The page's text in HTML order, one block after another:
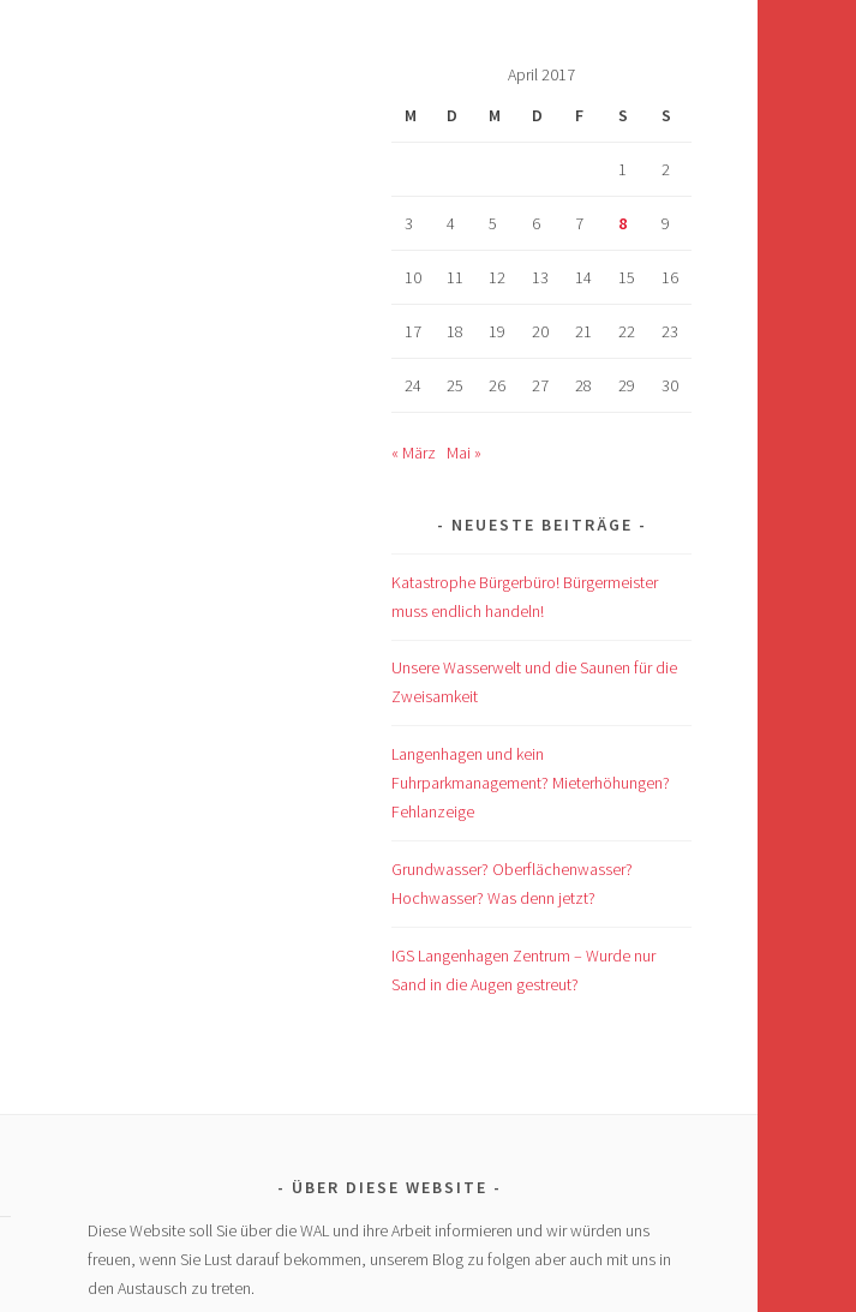
April 2017
M
D M D F S S
1 2
3 4 5 6 7 8 9
10 11 12 13 14 15 16
17 18 19 20 21 22 23
24 25 26 27 28 29 30
« März Mai »
NEUESTE BEITRÄGE
Katastrophe Bürgerbüro! Bürgermeister
muss endlich handeln!
Unsere Wasserwelt und die Saunen für die
Zweisamkeit
Langenhagen und kein
Fuhrparkmanagement? Mieterhöhungen?
Fehlanzeige
Grundwasser? Oberflächenwasser?
Hochwasser? Was denn jetzt?
IGS Langenhagen Zentrum – Wurde nur
Sand in die Augen gestreut?
ÜBER DIESE WEBSITE
Diese Website soll Sie über die WAL und ihre Arbeit informieren und wir würden uns
freuen, wenn Sie Lust darauf bekommen, unserem Blog zu folgen aber auch mit uns in
den Austausch zu treten.